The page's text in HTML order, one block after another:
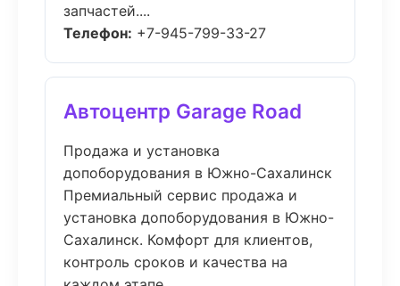
запчастей....
Телефон: +7-945-799-33-27
Автоцентр Garage Road
Продажа и установка
допоборудования в Южно-Сахалинск
Премиальный сервис продажа и
установка допоборудования в Южно-
Сахалинск. Комфорт для клиентов,
контроль сроков и качества на